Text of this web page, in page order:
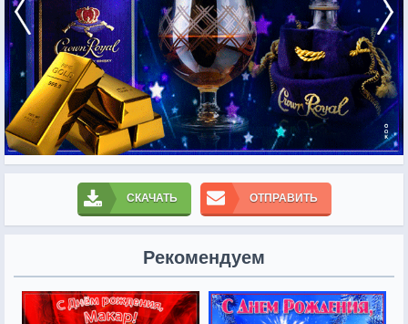
СКАЧАТЬ ОТПРАВИТЬ
Рекомендуем